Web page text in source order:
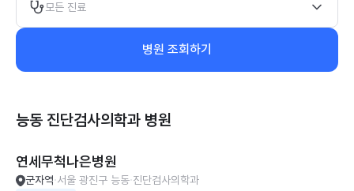
모든 진료
병원 조회하기
능동 진단검사의학과 병원
연세무척나은병원
군자역 서울 광진구 능동 진단검사의학과